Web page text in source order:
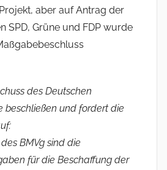
aber auf Antrag der
SPD, Grüne und FDP wurde
des Deutschen
beschließen und fordert die
BMVg sind die
für die Beschaffung der